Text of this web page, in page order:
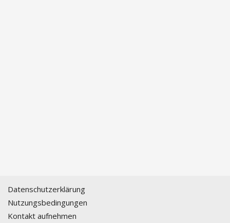
Datenschutzerklärung
Nutzungsbedingungen
Kontakt aufnehmen